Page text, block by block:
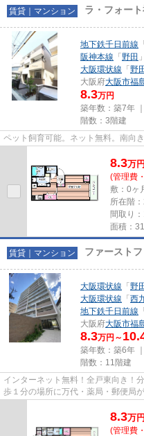
賃貸｜マンション ラ・フォー
地下鉄千日前線 「
阪神本線 「 野田
大阪環状線 「 野
大阪府大阪市福
8.3万円
築年数：築7年
階数：3階建
ペット飼育可能。ネット無料。南向
8.3万円
(管理費
敷：0ヶ
所在階
間取り
面積：
賃貸｜マンション ファースト
大阪環状線 「 野
大阪環状線 「 西
地下鉄千日前線 「
大阪府大阪市福
8.3万円～
築年数：築6年
階数：11階建
インターネット無料！全戸東向き！
歩１分の場所に万代・薬局・郵便局
8.3万円
(管理費